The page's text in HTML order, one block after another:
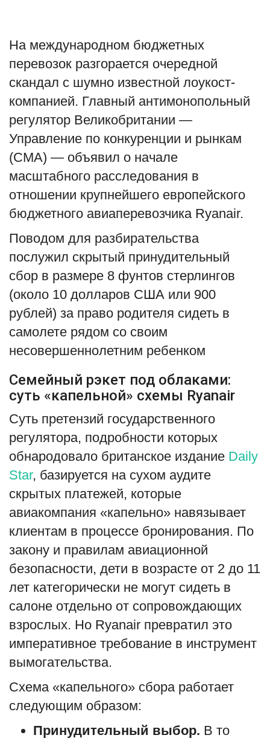
Образование
Шоу-бизнес
В мире
Россия
English
На международном бюджетных
перевозок разгорается очередной
скандал с шумно известной лоукост-
компанией. Главный антимонопольный
регулятор Великобритании —
Управление по конкуренции и рынкам
(CMA) — объявил о начале
масштабного расследования в
отношении крупнейшего европейского
бюджетного авиаперевозчика Ryanair.
Поводом для разбирательства
послужил скрытый принудительный
сбор в размере 8 фунтов стерлингов
(около 10 долларов США или 900
рублей) за право родителя сидеть в
самолете рядом со своим
несовершеннолетним ребенком
Семейный рэкет под облаками:
суть «капельной» схемы Ryanair
Суть претензий государственного
регулятора, подробности которых
обнародовало британское издание Daily
Star, базируется на сухом аудите
скрытых платежей, которые
авиакомпания «капельно» навязывает
клиентам в процессе бронирования. По
закону и правилам авиационной
безопасности, дети в возрасте от 2 до 11
лет категорически не могут сидеть в
салоне отдельно от сопровождающих
взрослых. Но Ryanair превратил это
императивное требование в инструмент
вымогательства.
Схема «капельного» сбора работает
следующим образом:
Принудительный выбор. В то